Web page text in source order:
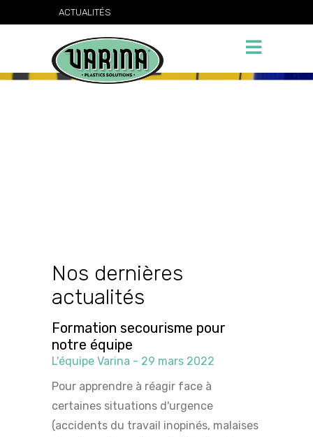
ACTUALITÉS
Nos dernières
actualités
Formation secourisme pour
notre équipe
L'équipe Varina - 29 mars 2022
Pour apprendre à réagir face à
certaines situations d'urgence
(accidents du travail inopinés, malaises